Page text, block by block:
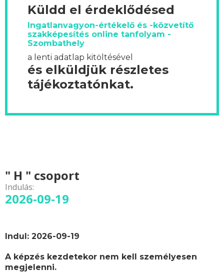
Küldd el érdeklődésed
Ingatlanvagyon-értékelő és -közvetítő
szakképesítés online tanfolyam -
Szombathely
a lenti adatlap kitöltésével
és elküldjük részletes
tájékoztatónkat.
" H " csoport
Indulás:
2026-09-19
Indul: 2026-09-19
A képzés kezdetekor nem kell személyesen
megjelenni.